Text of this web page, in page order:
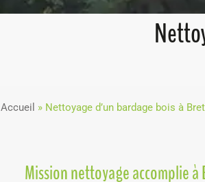
Accueil » Nettoyage d’un bardage bois à
Mission nettoyage accomplie